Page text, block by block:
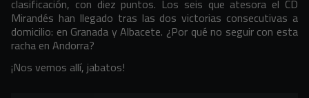
clasificación, con diez puntos. Los seis que atesora el CD
Mirandés han llegado tras las dos victorias consecutivas a
domicilio: en Granada y Albacete. ¿Por qué no seguir con esta
racha en Andorra?
¡Nos vemos allí, jabatos!